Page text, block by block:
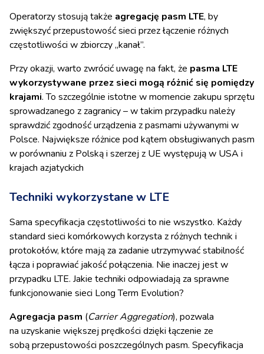
Operatorzy stosują także agregację pasm LTE, by
zwiększyć przepustowość sieci przez łączenie różnych
częstotliwości w zbiorczy „kanał”.
Przy okazji, warto zwrócić uwagę na fakt, że pasma LTE
wykorzystywane przez sieci mogą różnić się pomiędzy
krajami. To szczególnie istotne w momencie zakupu sprzętu
sprowadzanego z zagranicy – w takim przypadku należy
sprawdzić zgodność urządzenia z pasmami używanymi w
Polsce. Największe różnice pod kątem obsługiwanych pasm
w porównaniu z Polską i szerzej z UE występują w USA i
krajach azjatyckich
Techniki wykorzystane w LTE
Sama specyfikacja częstotliwości to nie wszystko. Każdy
standard sieci komórkowych korzysta z różnych technik i
protokołów, które mają za zadanie utrzymywać stabilność
łącza i poprawiać jakość połączenia. Nie inaczej jest w
przypadku LTE. Jakie techniki odpowiadają za sprawne
funkcjonowanie sieci Long Term Evolution?
Agregacja pasm (Carrier Aggregation), pozwala
na uzyskanie większej prędkości dzięki łączenie ze
sobą przepustowości poszczególnych pasm. Specyfikacja